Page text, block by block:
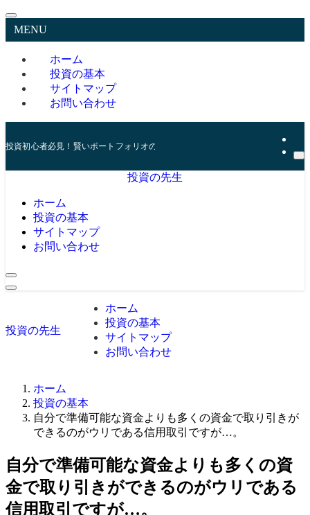
MENU
ホーム
投資の基本
サイトマップ
お問い合わせ
投資初心者必見！賢いポートフォリオの組み方とリスク管理の秘訣
投資の先生
ホーム
投資の基本
サイトマップ
お問い合わせ
投資の先生
ホーム
投資の基本
サイトマップ
お問い合わせ
ホーム
投資の基本
自分で準備可能な資金よりも多くの資金で取り引きが
できるのがウリである信用取引ですが…。
自分で準備可能な資金よりも多くの資
金で取り引きができるのがウリである
信用取引ですが…。